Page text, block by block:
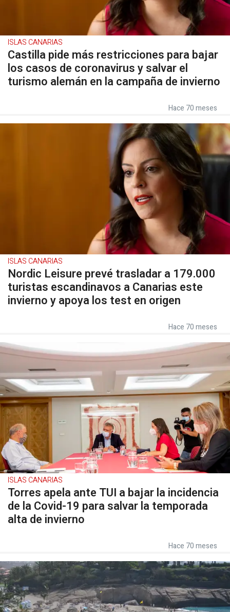
ISLAS CANARIAS
Castilla pide más restricciones para bajar
los casos de coronavirus y salvar el
turismo alemán en la campaña de invierno
Hace 70 meses
ISLAS CANARIAS
Nordic Leisure prevé trasladar a 179.000
turistas escandinavos a Canarias este
invierno y apoya los test en origen
Hace 70 meses
ISLAS CANARIAS
Torres apela ante TUI a bajar la incidencia
de la Covid-19 para salvar la temporada
alta de invierno
Hace 70 meses